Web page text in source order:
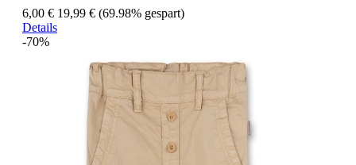
6,00 € 19,99 € (69.98% gespart)
Details
-70%